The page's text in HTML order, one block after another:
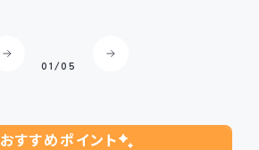
02 /05
おすすめポイント